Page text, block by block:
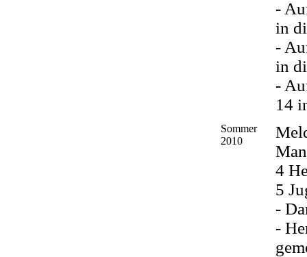
-
in
-
in
-
14
Sommer
2010
4
5
-
-